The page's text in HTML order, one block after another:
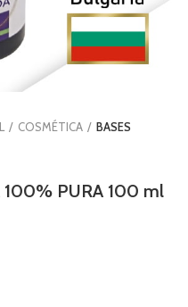
COSMÉTICA BASES
100% PURA 100 ml